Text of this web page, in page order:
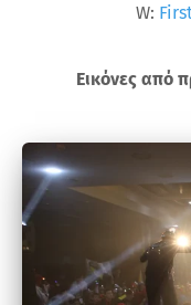
W:
Εικόνες από